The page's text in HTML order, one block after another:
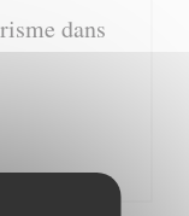
dans